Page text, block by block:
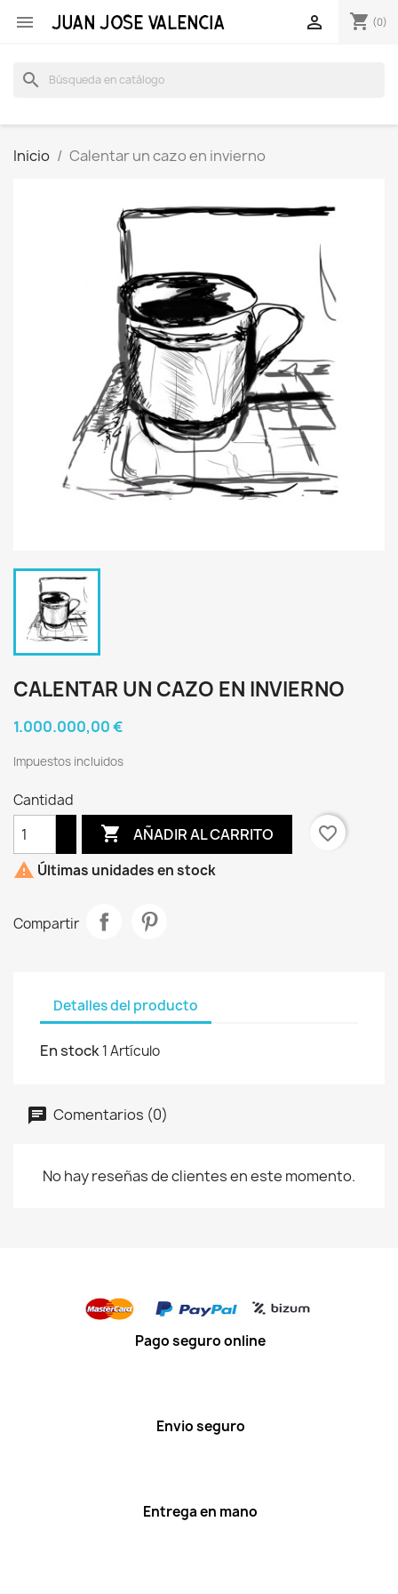
 shopping_cart (0)

search
Inicio Calentar un cazo en invierno
CALENTAR UN CAZO EN INVIERNO
1.000.000,00 €
Impuestos incluidos
Cantidad
 AÑADIR AL CARRITO
favorite_border
 Últimas unidades en stock
Compartir
Detalles del producto
En stock1 Artículo
Comentarios (0)
No hay reseñas de clientes en este momento.
Pago seguro online
Envio seguro
Entrega en mano